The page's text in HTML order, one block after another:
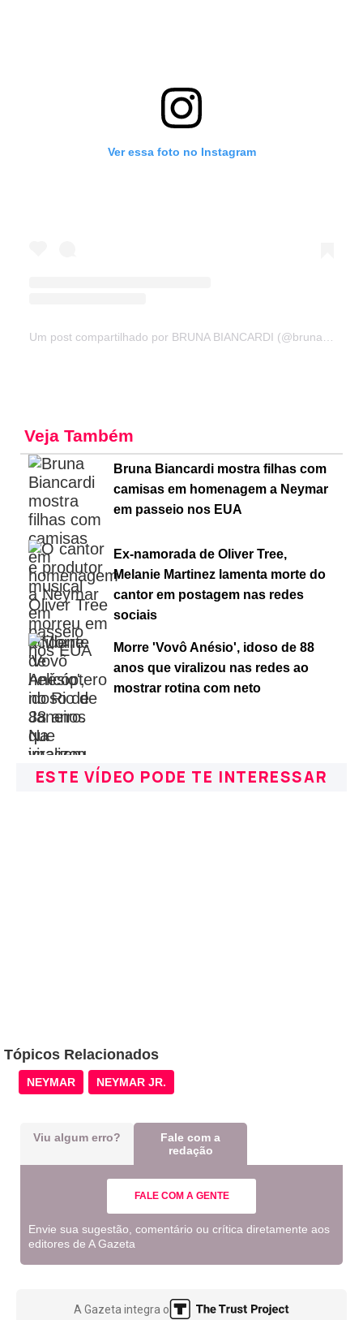
Ver essa foto no Instagram
Um post compartilhado por BRUNA BIANCARDI (@brunabiancardi)
Veja Também
Bruna Biancardi mostra filhas com
camisas em homenagem a Neymar
em passeio nos EUA
Ex-namorada de Oliver Tree,
Melanie Martinez lamenta morte do
cantor em postagem nas redes
sociais
Morre 'Vovô Anésio', idoso de 88
anos que viralizou nas redes ao
mostrar rotina com neto
ESTE VÍDEO PODE TE INTERESSAR
Tópicos Relacionados
NEYMAR NEYMAR JR.
Viu algum erro?
Fale com a
redação
FALE COM A GENTE
Envie sua sugestão, comentário ou crítica diretamente aos
editores de A Gazeta
A Gazeta integra o